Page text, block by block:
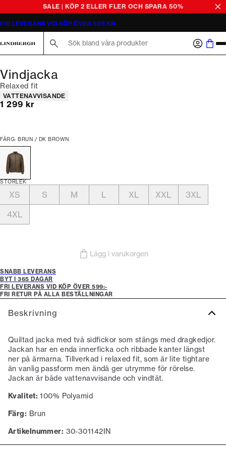
SALE | KÖP 2 ELLER FLER OCH SPARA 50%
FRI LEVERANS VID KÖP ÖVER 599 KR
Vindjacka
Relaxed fit
Produktattribut
VATTENAVVISANDE
Nuvarande pris
1 299 kr
FÄRG: BRUN / DK BROWN
STORLEK
XS S M L XL XXL
3XL
4XL
Lägg i varukorgen
SNABB LEVERANS
BYT I 365 DAGAR
FRI LEVERANS VID KÖP ÖVER 599:-
FRI RETUR PÅ ALLA BESTÄLLNINGAR
Beskrivning
Quiltad jacka med två sidfickor som stängs med dragkedjor.
Jackan har en enda innerficka och ribbade kanter längst
ner på ärmarna. Tillverkad i relaxed fit, som är lite tightare
än vanlig passform men ändå ger utrymme för rörelse.
Jackan är både vattenavvisande och vindtät.
Kvalitet: 100% Polyamid
Färg: Brun
Artikelnummer: 30-301142IN